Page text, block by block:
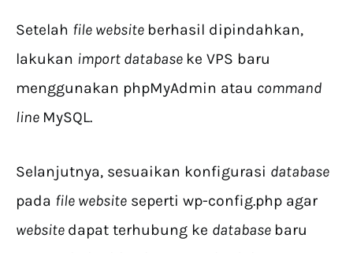
Setelah file website berhasil dipindahkan,
lakukan import database ke VPS baru
menggunakan phpMyAdmin atau command
line MySQL.
Selanjutnya, sesuaikan konfigurasi database
pada file website seperti wp-config.php agar
website dapat terhubung ke database baru